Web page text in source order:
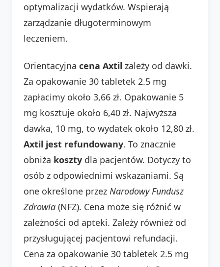
optymalizacji wydatków. Wspierają
zarządzanie długoterminowym
leczeniem.
Orientacyjna cena Axtil zależy od dawki.
Za opakowanie 30 tabletek 2.5 mg
zapłacimy około 3,66 zł. Opakowanie 5
mg kosztuje około 6,40 zł. Najwyższa
dawka, 10 mg, to wydatek około 12,80 zł.
Axtil jest refundowany. To znacznie
obniża koszty dla pacjentów. Dotyczy to
osób z odpowiednimi wskazaniami. Są
one określone przez Narodowy Fundusz
Zdrowia (NFZ). Cena może się różnić w
zależności od apteki. Zależy również od
przysługującej pacjentowi refundacji.
Cena za opakowanie 30 tabletek 2.5 mg